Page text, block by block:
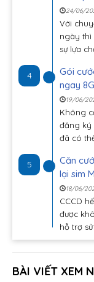
24/06/
Với
ngày thì
sự lựa
4
Gói
ngay
19/06/
Không
đăng ký
đã có
5
Căn
lại sim
18/06/
CCCD
được
hỗ trợ
BÀI VIẾT XEM